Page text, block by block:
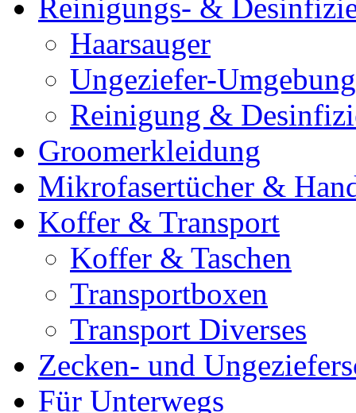
Reinigungs- &
Haarsauger
Ungeziefer-
Reinigung &
Groomerkleidung
Mikrofasertücher &
Koffer & Transport
Koffer & Taschen
Transportboxen
Transport Diverses
Zecken- und
Für Unterwegs